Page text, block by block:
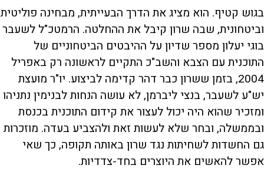
בגוש קטיף. הוא מציג את הדרך הבעייתית, מבחינה פוליטית
וביטחונית, שבה שרון קיבל את ההחלטה. הרמטכ"ל לשעבר
בוגי יעלון מספר שדיון על ההיבטים הביטחוניים של
התוכנית עם הצבא והשב"כ התקיים לראשונה רק באפריל
2004, בזמן ששרון כבר דהר קדימה לביצוע. יו"ר מועצת
יש"ע לשעבר, בנצי ליברמן, לא עושה הנחות לבנימין נתניהו
ומזכיר שהוא היה יכול לעצור את קידום התוכנית בכנסת
ובממשלה, ובחר שלא לעשות זאת ולהצביע בעדה. מוזכרות
גם החשדות לשחיתות נגד שרון באותה תקופה, כך שאי
אפשר להאשים את היוצרים בחד-צדדיות.